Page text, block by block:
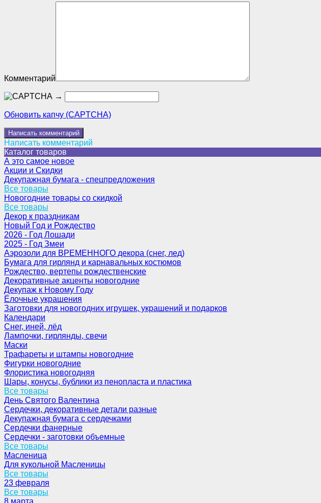
Комментарий
→
Обновить капчу (CAPTCHA)
Написать комментарий
Каталог товаров
А это самое новое
Акции и Скидки
Декупажная бумага - спецпредложения
Все товары
Новогодние товары со скидкой
Все товары
Декор к праздникам
Новый Год и Рождество
2026 - Год Лошади
2025 - Год Змеи
Аэрозоли для ВРЕМЕННОГО декора (снег, лед)
Бумага для гирлянд и карнавальных костюмов
Рождество, вертепы рождественские
Декоративные акценты новогодние
Декупаж к Новому Году
Ёлочные украшения
Заготовки для новогодних игрушек, украшений и подарков
Календари
Снег, иней, лёд
Лампочки, гирлянды, свечи
Маски
Трафареты и штампы новогодние
Фигурки новогодние
Флористика новогодняя
Шары, конусы, бублики из пенопласта и пластика
Все товары
День Святого Валентина
Сердечки, декоративные детали разные
Декупажная бумага с сердечками
Сердечки фанерные
Сердечки - заготовки объемные
Все товары
Масленица
Для кукольной Масленицы
Все товары
23 февраля
Все товары